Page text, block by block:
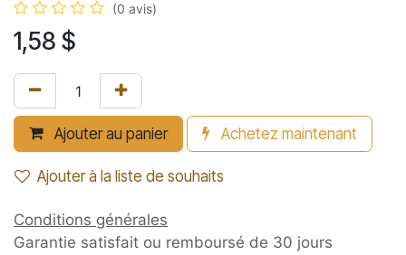
(0 avis)
1,58 $
Ajouter au panier Achetez maintenant
Ajouter à la liste de souhaits
Conditions générales
Garantie satisfait ou remboursé de 30 jours